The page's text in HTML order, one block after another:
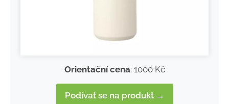
Orientační cena: 1000 Kč
Podívat se na produkt →